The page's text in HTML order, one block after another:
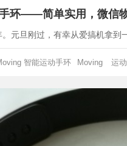
环——简单实用，微信
元旦刚过，有幸从爱搞机拿
智能运动手环 Moving 运